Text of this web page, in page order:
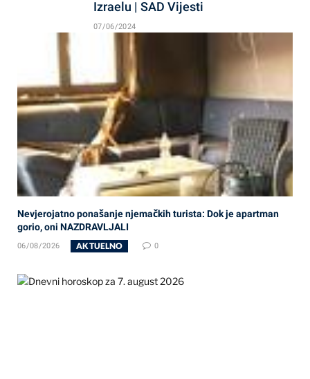
Izraelu | SAD Vijesti
07/06/2024
Nevjerojatno ponašanje njemačkih turista: Dok je apartman
gorio, oni NAZDRAVLJALI
06/08/2026 AKTUELNO 0